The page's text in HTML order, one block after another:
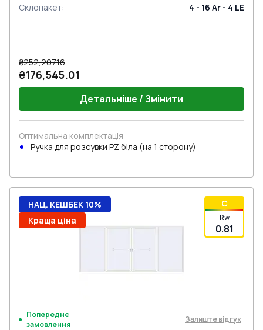
Склопакет: 4 - 16 Ar - 4 LE
₴252,207.16
₴176,545.01
Детальніше / Змінити
Оптимальна комплектація
Ручкa для розсувки PZ біла (на 1 сторону)
C
Rw
0.81
НАЦ. КЕШБЕК 10%
Краща ціна
Попереднє
замовлення
Залиште відгук